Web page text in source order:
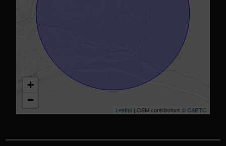
+
−
Leaflet| OSM contributors ©CARTO